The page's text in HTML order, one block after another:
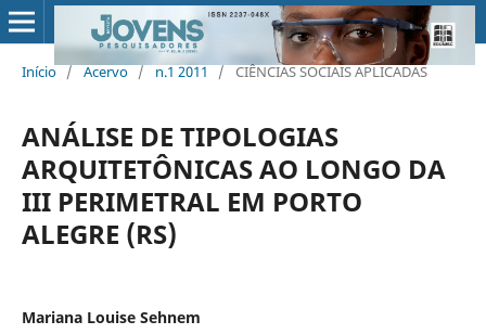
Início / Acervo / n.1 2011 / CIÊNCIAS SOCIAIS APLICADAS
ANÁLISE DE TIPOLOGIAS
ARQUITETÔNICAS AO LONGO DA
III PERIMETRAL EM PORTO
ALEGRE (RS)
Mariana Louise Sehnem